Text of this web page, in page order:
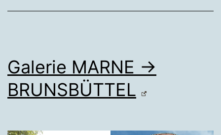
Galerie MARNE →
BRUNSBÜTTEL